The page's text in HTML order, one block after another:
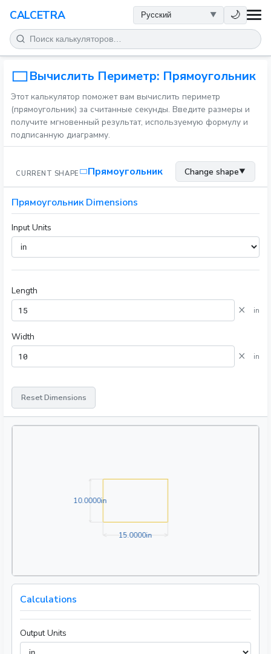
CALCETRA 🌙
МАТЕМАТИКА
ПРЕОБРАЗОВАНИЯ
НАУКА
ПОВСЕДНЕВНОЕ
ДРУГИЕ ИНСТРУМЕНТЫ
Вычислить Периметр: Прямоугольник
Этот калькулятор поможет вам вычислить периметр
(прямоугольник) за считанные секунды. Введите размеры и
получите мгновенный результат, используемую формулу и
подписанную диаграмму.
CURRENT SHAPE Прямоугольник Change shape▼
Прямоугольник Dimensions
Input Units
Length
× in
Width
× in
Reset Dimensions
15.0000in15.0000in
10.0000in10.0000in
Calculations
Output Units